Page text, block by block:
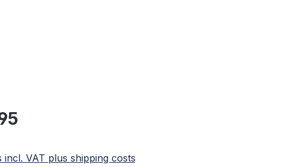
price:
incl. VAT plus shipping costs